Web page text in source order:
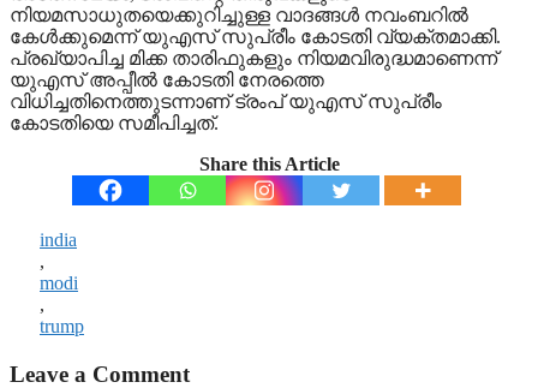
നിയമസാധുതയെക്കുറിച്ചുള്ള വാദങ്ങള്‍ നവംബറില്‍
കേള്‍ക്കുമെന്ന് യുഎസ് സുപ്രീം കോടതി വ്യക്തമാക്കി.
പ്രഖ്യാപിച്ച മിക്ക താരിഫുകളും നിയമവിരുദ്ധമാണെന്ന്
യുഎസ് അപ്പീല്‍ കോടതി നേരത്തെ
വിധിച്ചതിനെത്തുടന്നാണ് ട്രംപ് യുഎസ് സുപ്രീം
കോടതിയെ സമീപിച്ചത്.
Share this Article
india
,
modi
,
trump
Leave a Comment